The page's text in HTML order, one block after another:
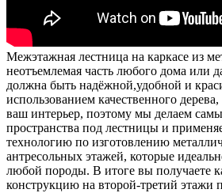
Межэтажная лестница на каркасе из
неотъемлемая часть любого дома или
должна быть надёжной,удобной и
использованием качественного
ваш интерьер, поэтому мы делаем
пространства под лестницы и
технологию по изготовлению
антресольных этажей, которые
любой породы. В итоге вы получаете
конструкцию на второй-третий этажи